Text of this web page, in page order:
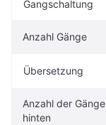
Gangschaltung
Anzahl Gänge
Übersetzung
Anzahl der Gänge
hinten